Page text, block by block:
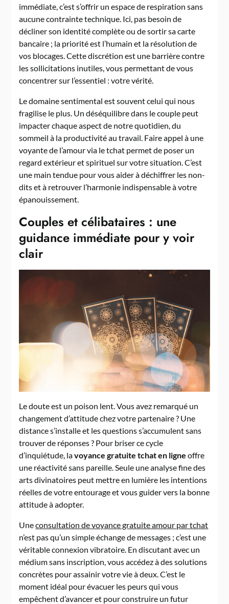
immédiate, c’est s’offrir un espace de respiration sans
aucune contrainte technique. Ici, pas besoin de
décliner son identité complète ou de sortir sa carte
bancaire ; la priorité est l’humain et la résolution de
vos blocages. Cette discrétion est une barrière contre
les sollicitations inutiles, vous permettant de vous
concentrer sur l’essentiel : votre vérité.
Le domaine sentimental est souvent celui qui nous
fragilise le plus. Un déséquilibre dans le couple peut
impacter chaque aspect de notre quotidien, du
sommeil à la productivité au travail. Faire appel à une
voyante de l’amour via le tchat permet de poser un
regard extérieur et spirituel sur votre situation. C’est
une main tendue pour vous aider à déchiffrer les non-
dits et à retrouver l’harmonie indispensable à votre
épanouissement.
Couples et célibataires : une
guidance immédiate pour y voir
clair
Le doute est un poison lent. Vous avez remarqué un
changement d’attitude chez votre partenaire ? Une
distance s’installe et les questions s’accumulent sans
trouver de réponses ? Pour briser ce cycle
d’inquiétude, lavoyance gratuite tchat en ligne offre
une réactivité sans pareille. Seule une analyse fine des
arts divinatoires peut mettre en lumière les intentions
réelles de votre entourage et vous guider vers la bonne
attitude à adopter.
Uneconsultation de voyance gratuite amour par tchat
n’est pas qu’un simple échange de messages ; c’est une
véritable connexion vibratoire. En discutant avec un
médium sans inscription, vous accédez à des solutions
concrètes pour assainir votre vie à deux. C’est le
moment idéal pour évacuer les peurs qui vous
empêchent d’avancer et pour construire un futur